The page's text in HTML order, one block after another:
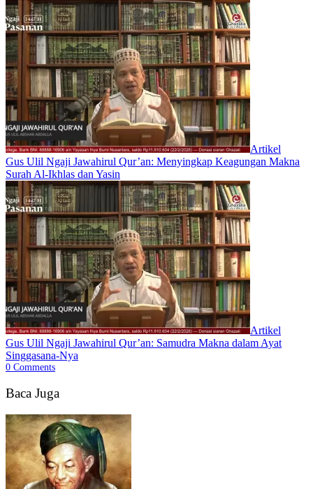
Artikel
Gus Ulil Ngaji Jawahirul Qur’an: Menyingkap Keagungan Makna
Surah Al-Ikhlas dan Yasin
Artikel
Gus Ulil Ngaji Jawahirul Qur’an: Samudra Makna dalam Ayat
Singgasana-Nya
0 Comments
Baca Juga